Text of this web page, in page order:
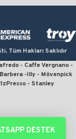
Tüm Hakları Saklıdır
- Caffe Vergnano -
-Illy - Mövenpick
- Stanley
kahvecim, fruhstuck,
president, jubilaum,
DESTEK